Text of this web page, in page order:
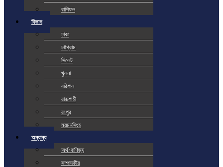
রাশিফল
বিভাগ
ঢাকা
চট্টগ্রাম
সিলেট
খুলনা
বরিশাল
রাজশাহী
রংপুর
ময়মনসিংহ
অন্যান্য
অর্থ-বাণিজ্য
সম্পাদকীয়